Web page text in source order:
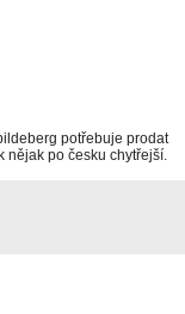
potřebuje prodat
nějak po česku chytřejší.